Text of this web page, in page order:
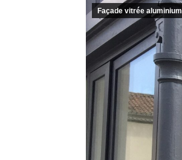
Façade vitrée aluminium